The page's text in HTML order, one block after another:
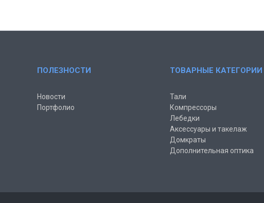
ПОЛЕЗНОСТИ
Новости
Портфолио
ТОВАРНЫЕ КАТЕГОРИИ
Тали
Компрессоры
Лебедки
Аксессуары и такелаж
Домкраты
Дополнительная оптика